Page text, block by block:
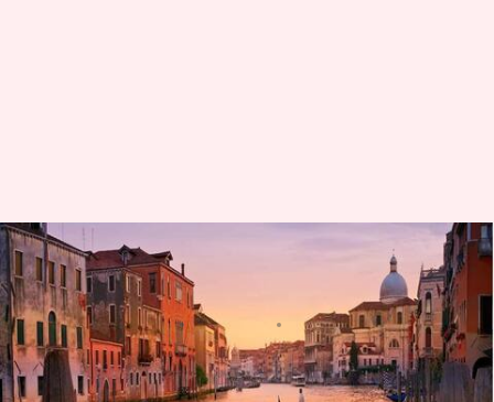
Jangan lupa naik gondola saat
berada di Venesia
menulis Taufiq Al Jufri Apr 01, 2024 10:30 am
Apa ceritanya